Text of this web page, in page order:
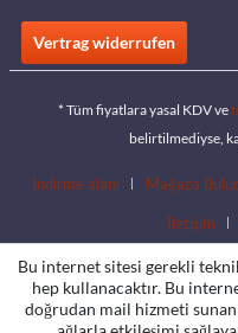
Vertrag widerrufen
* Tüm fiyatlara yasal KDV ve
belirtilmediyse,
İndirme alanı Mağaza
İletişim
Bu internet sitesi gerekli
hep kullanacaktır. Bu
doğrudan mail hizmeti